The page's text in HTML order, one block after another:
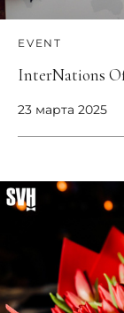
EVENT
InterNations
23 марта 2025